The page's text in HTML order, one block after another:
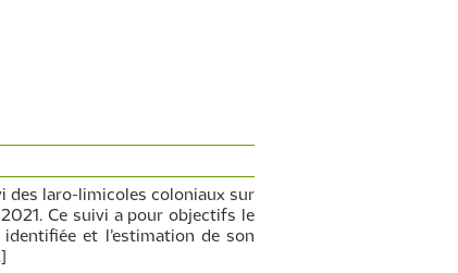
des laro-limicoles coloniaux sur
Ce suivi a pour objectifs le
et l’estimation de son